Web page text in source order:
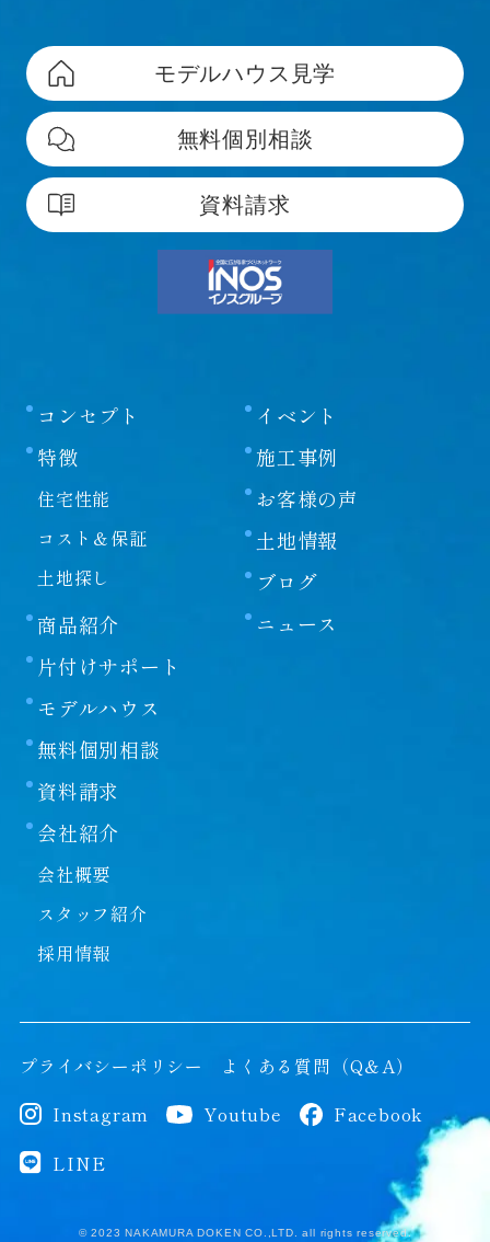
モデルハウス見学
無料個別相談
資料請求
コンセプト
特徴
住宅性能
コスト＆保証
土地探し
商品紹介
片付けサポート
イベント
施工事例
お客様の声
土地情報
ブログ
ニュース
モデルハウス
無料個別相談
資料請求
会社紹介
会社概要
スタッフ紹介
採用情報
プライバシーポリシー
よくある質問（Q＆A）
Instagram
Youtube
Facebook
LINE
© 2023 NAKAMURA DOKEN CO.,LTD. all rights reserved.